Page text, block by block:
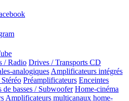
/ Radio Drives / Transports CD
analogiques Amplificateurs intégrés
Préamplificateurs Enceintes
de basses / Subwoofer Home-cinéma
Amplificateurs multicanaux home-